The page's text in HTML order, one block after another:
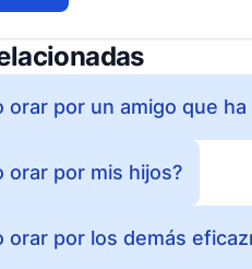
orar por un amigo que
orar por mis hijos?
orar por los demás